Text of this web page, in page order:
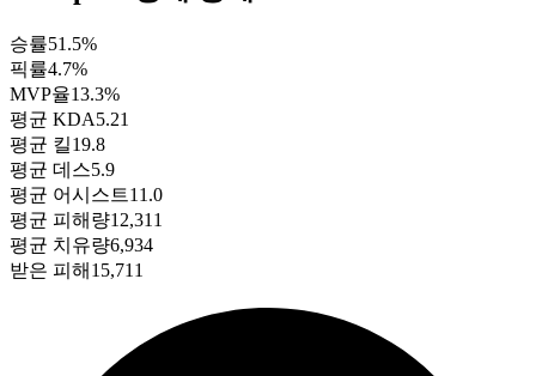
승률51.5%
픽률4.7%
MVP율13.3%
평균 KDA5.21
평균 킬19.8
평균 데스5.9
평균 어시스트11.0
평균 피해량12,311
평균 치유량6,934
받은 피해 15,711